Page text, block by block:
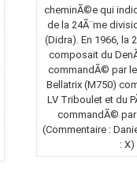
cheminÃ©e qui
de la 24Ã¨me
(Didra). En 1966, la
composait du
commandÃ© par
Bellatrix (M750)
LV Triboulet et du
commandÃ© par
(Commentaire :
: X)